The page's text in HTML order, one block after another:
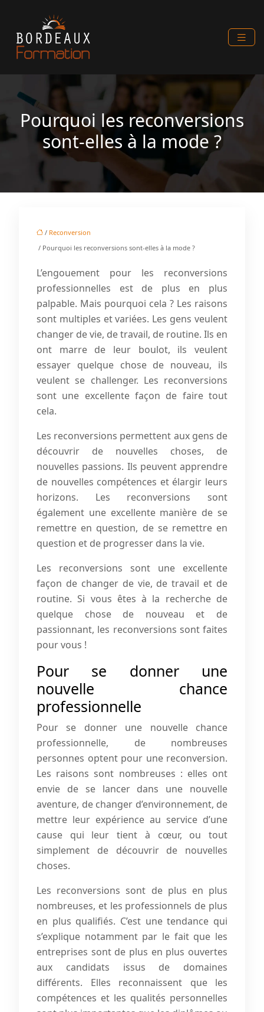
Pourquoi les reconversions
sont-elles à la mode ?
/ Reconversion
/ Pourquoi les reconversions sont-elles à la mode ?
L’engouement pour les reconversions
professionnelles est de plus en plus
palpable. Mais pourquoi cela ? Les raisons
sont multiples et variées. Les gens veulent
changer de vie, de travail, de routine. Ils en
ont marre de leur boulot, ils veulent
essayer quelque chose de nouveau, ils
veulent se challenger. Les reconversions
sont une excellente façon de faire tout
cela.
Les reconversions permettent aux gens de
découvrir de nouvelles choses, de
nouvelles passions. Ils peuvent apprendre
de nouvelles compétences et élargir leurs
horizons. Les reconversions sont
également une excellente manière de se
remettre en question, de se remettre en
question et de progresser dans la vie.
Les reconversions sont une excellente
façon de changer de vie, de travail et de
routine. Si vous êtes à la recherche de
quelque chose de nouveau et de
passionnant, les reconversions sont faites
pour vous !
Pour se donner une
nouvelle chance
professionnelle
Pour se donner une nouvelle chance
professionnelle, de nombreuses
personnes optent pour une reconversion.
Les raisons sont nombreuses : elles ont
envie de se lancer dans une nouvelle
aventure, de changer d’environnement, de
mettre leur expérience au service d’une
cause qui leur tient à cœur, ou tout
simplement de découvrir de nouvelles
choses.
Les reconversions sont de plus en plus
nombreuses, et les professionnels de plus
en plus qualifiés. C’est une tendance qui
s’explique notamment par le fait que les
entreprises sont de plus en plus ouvertes
aux candidats issus de domaines
différents. Elles reconnaissent que les
compétences et les qualités personnelles